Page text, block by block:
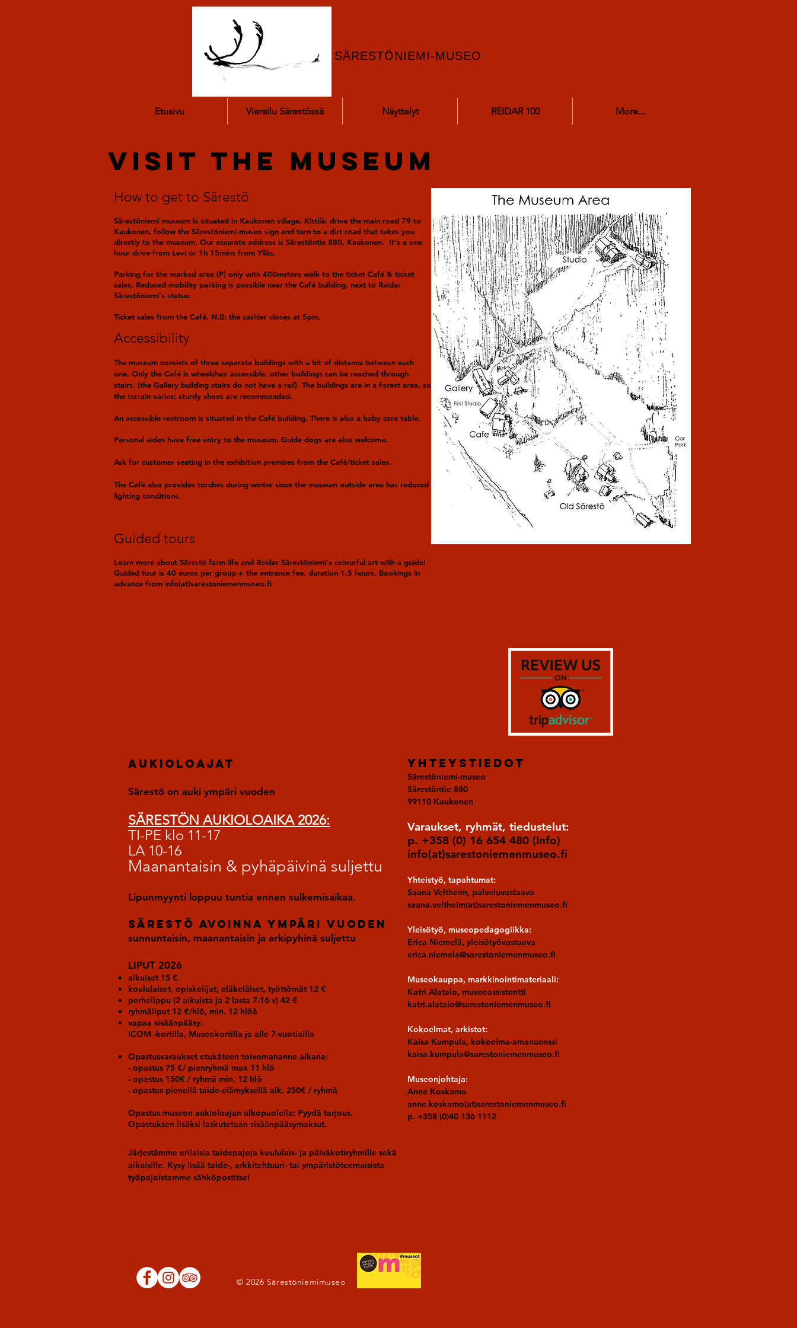
SÄRESTÖNIEMI-MUSEO
Etusivu Vierailu Särestössä Näyttelyt REIDAR 100 More...
Visit the museum
How to get to Särestö
Särestöniemi museum is situated in Kaukonen village, Kittilä: drive the main road 79 to
Kaukonen, follow the Särestöniemi-museo sign and turn to a dirt road that takes you
directly to the museum. Our accurate address is Särestöntie 880, Kaukonen. It's a one
hour drive from Levi or 1h 15mins from Ylläs.
Parking for the marked area (P) only with 400meters walk to the ticket Café & ticket
sales. Reduced mobility parking is possible near the Café building, next to Reidar
Särestöniemi's statue.
Ticket sales from the Café, N.B: the cashier closes at 5pm.
Accessibility
The museum consists of three separate buildings with a bit of distance between each
one. Only the Café is wheelchair accessible, other buildings can be reached through
stairs. (the Gallery building stairs do not have a rail). The buildings are in a forest area, so
the terrain varies; sturdy shoes are recommended.
An accessible restroom is situated in the Café building. There is also a baby care table.
Personal aides have free entry to the museum. Guide dogs are also welcome.
Ask for customer seating in the exhibition premises from the Café/ticket sales.
The Café also provides torches during winter since the museum outside area has reduced
lighting conditions.
Guided tours
Learn more about Särestö farm life and Reidar Särestöniemi's colourful art with a guide!
Guided tour is 40 euros per group + the entrance fee, duration 1,5 hours. Bookings in
advance from info(at)sarestoniemenmuseo.fi
Aukioloajat
Särestö on auki ympäri vuoden
SÄRESTÖN AUKIOLOAIKA 2026:
TI-PE klo 11-17
LA 10-16
Maanantaisin & pyhäpäivinä suljettu
Lipunmyynti loppuu tuntia ennen sulkemisaikaa.
SÄRESTÖ avoinna ympäri vuoden
sunnuntaisin, maanantaisin ja arkipyhinä suljettu
LIPUT 2026
aikuiset 15 €
koululaiset, opiskelijat, eläkeläiset, työttömät 12 €
perhelippu (2 aikuista ja 2 lasta 7-16 v) 42 €
ryhmäliput 12 €/hlö, min. 12 hlöä
vapaa sisäänpääsy:
ICOM -kortilla, Museokortilla ja alle 7-vuotiailla
Opastusvaraukset etukäteen toivomananne aikana:
- opastus 75 €/ pienryhmä max 11 hlö
- opastus 150€ / ryhmä min. 12 hlö
- opastus pienellä taide-elämyksellä alk. 250€ / ryhmä
Opastus museon aukioloajan ulkopuolella: Pyydä tarjous.
Opastuksen lisäksi laskutetaan sisäänpääsymaksut.
Järjestämme erilaisia taidepajoja koululais- ja päiväkotiryhmille sekä
aikuisille. Kysy lisää taide-, arkkitehtuuri- tai ympäristöteemaisista
työpajoistamme sähköpostitse!
YhteystiedoT
Särestöniemi-museo
Särestöntie 880
99110 Kaukonen
Varaukset, ryhmät, tiedustelut:
p. +358 (0) 16 654 480 (Info)
info(at)sarestoniemenmuseo.fi
Yhteistyö, tapahtumat:
Saana Veltheim, palveluvastaava
saana.veltheim(at)sarestoniemenmuseo.fi
Yleisötyö, museopedagogiikka:
Erica Niemelä, yleisötyövastaava
erica.niemela@sarestoniemenmuseo.fi
Museokauppa, markkinointimateriaali:
Katri Alatalo, museoassistentti
katri.alatalo@sarestoniemenmuseo.fi
Kokoelmat, arkistot:
Kaisa Kumpula, kokoelma-amanuenssi
kaisa.kumpula@sarestoniemenmuseo.fi
Museonjohtaja:
Anne Koskamo
anne.koskamo(at)sarestoniemenmuseo.fi
p. +358 (0)40 136 1112
© 2026 Särestöniemimuseo